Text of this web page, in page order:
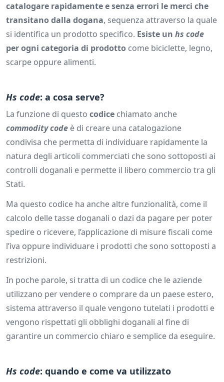
catalogare rapidamente e senza errori le merci che
transitano dalla dogana, sequenza attraverso la quale
si identifica un prodotto specifico. Esiste un hs code
per ogni categoria di prodotto come biciclette, legno,
scarpe oppure alimenti.
Hs code: a cosa serve?
La funzione di questo codice chiamato anche
commodity code è di creare una catalogazione
condivisa che permetta di individuare rapidamente la
natura degli articoli commerciati che sono sottoposti ai
controlli doganali e permette il libero commercio tra gli
Stati.
Ma questo codice ha anche altre funzionalità, come il
calcolo delle tasse doganali o dazi da pagare per poter
spedire o ricevere, l’applicazione di misure fiscali come
l’iva oppure individuare i prodotti che sono sottoposti a
restrizioni.
In poche parole, si tratta di un codice che le aziende
utilizzano per vendere o comprare da un paese estero,
sistema attraverso il quale vengono tutelati i prodotti e
vengono rispettati gli obblighi doganali al fine di
garantire un commercio chiaro e semplice da eseguire.
Hs code: quando e come va utilizzato